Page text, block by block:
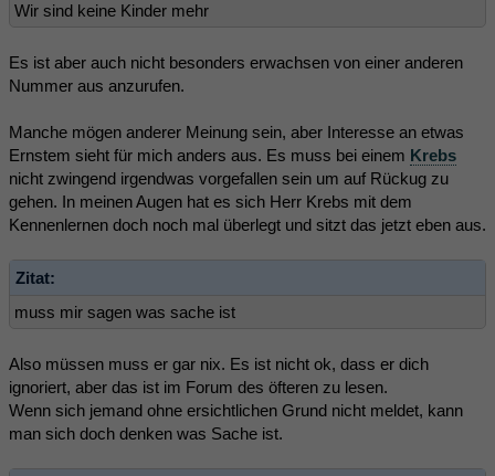
Wir sind keine Kinder mehr
Es ist aber auch nicht besonders erwachsen von einer anderen
Nummer aus anzurufen.
Manche mögen anderer Meinung sein, aber Interesse an etwas
Ernstem sieht für mich anders aus. Es muss bei einem Krebs
nicht zwingend irgendwas vorgefallen sein um auf Rückug zu
gehen. In meinen Augen hat es sich Herr Krebs mit dem
Kennenlernen doch noch mal überlegt und sitzt das jetzt eben aus.
Zitat:
muss mir sagen was sache ist
Also müssen muss er gar nix. Es ist nicht ok, dass er dich
ignoriert, aber das ist im Forum des öfteren zu lesen.
Wenn sich jemand ohne ersichtlichen Grund nicht meldet, kann
man sich doch denken was Sache ist.